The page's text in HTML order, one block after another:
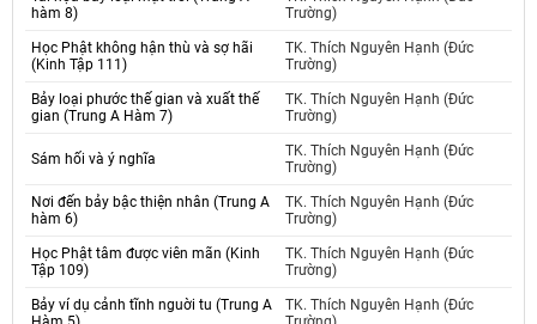
hàm 8)
Trường)
Học Phật không hận thù và sợ hãi
(Kinh Tập 111)
TK. Thích Nguyên Hạnh (Đức
Trường)
Bảy loại phước thế gian và xuất thế
gian (Trung A Hàm 7)
TK. Thích Nguyên Hạnh (Đức
Trường)
Sám hối và ý nghĩa
TK. Thích Nguyên Hạnh (Đức
Trường)
Nơi đến bảy bậc thiện nhân (Trung A
hàm 6)
TK. Thích Nguyên Hạnh (Đức
Trường)
Học Phật tâm được viên mãn (Kinh
Tập 109)
TK. Thích Nguyên Hạnh (Đức
Trường)
Bảy ví dụ cảnh tĩnh nguời tu (Trung A
TK. Thích Nguyên Hạnh (Đức